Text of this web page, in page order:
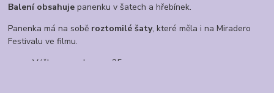
Balení obsahuje panenku v šatech a hřebínek.
Panenka má na sobě roztomilé šaty, které měla i na Miradero
Festivalu ve filmu.
Výška panenky: cca 35 cm.